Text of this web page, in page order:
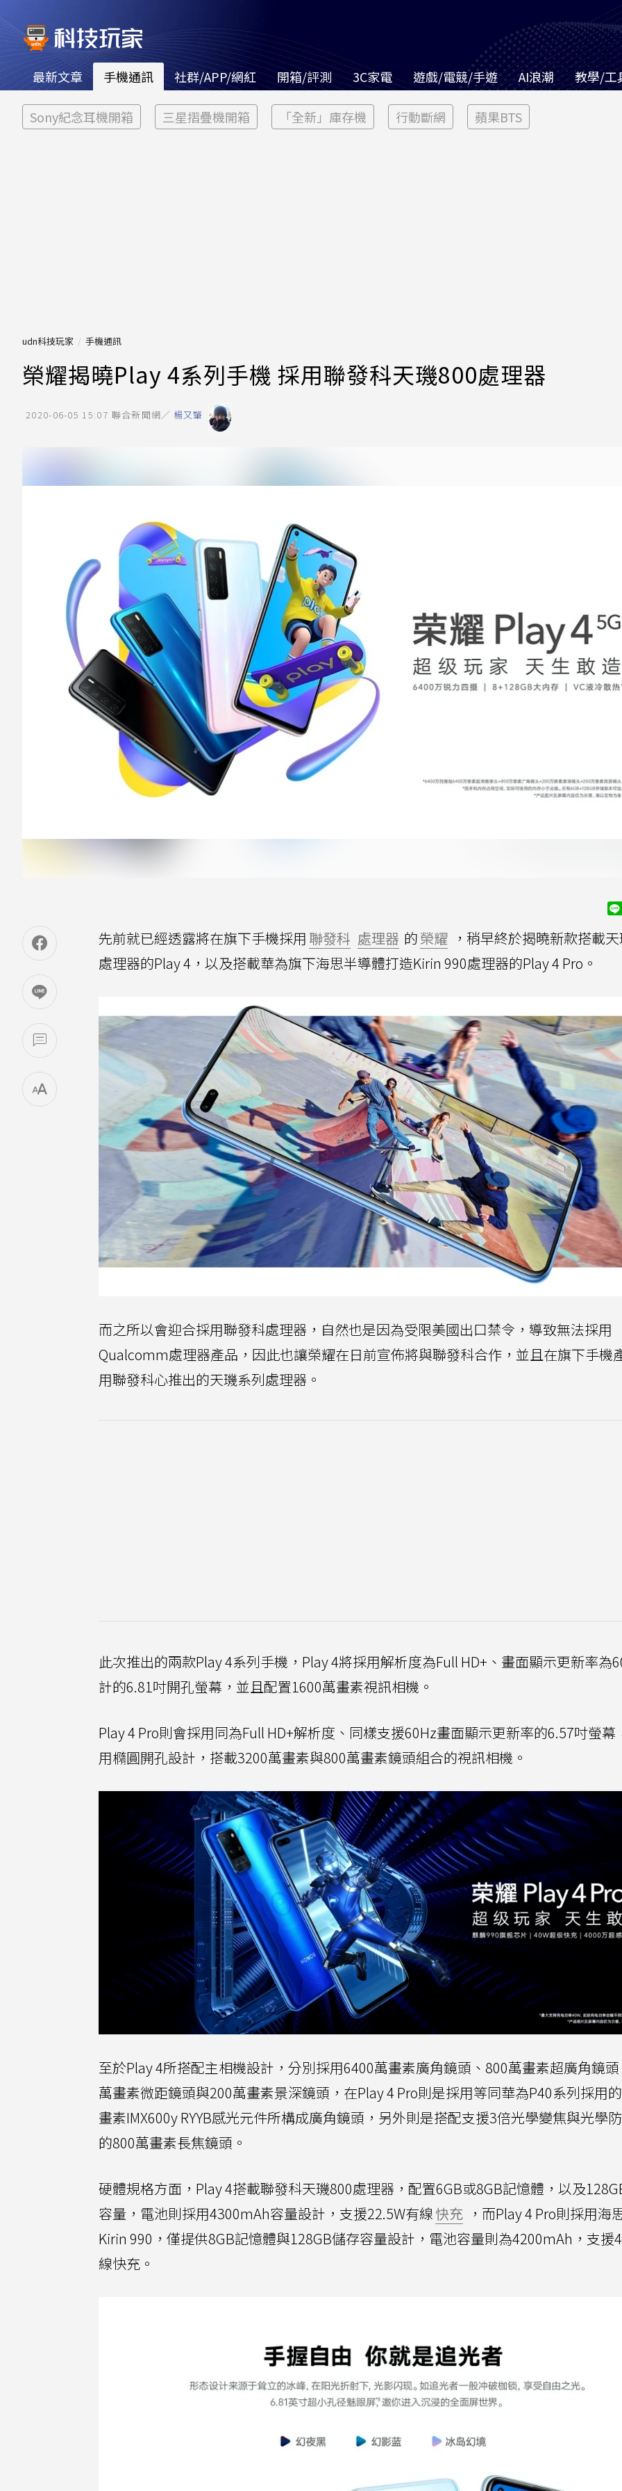
最新文章 手機通訊 社群/APP/網紅 開箱/評測 3C家電 遊戲/電競/手遊 AI浪潮 教學/工
Sony紀念耳機開箱 三星摺疊機開箱 「全新」庫存機 行動斷網 蘋果BTS
udn科技玩家 手機通訊
榮耀揭曉Play 4系列手機 採用聯發科天璣800處理器
2020-06-05 15:07 聯合新聞網／ 楊又肇
先前就已經透露將在旗下手機採用 聯發科 處理器 的榮耀 ，稍早終於揭曉新款搭載
處理器的Play 4，以及搭載華為旗下海思半導體打造Kirin 990處理器的Play 4 Pro。
而之所以會迎合採用聯發科處理器，自然也是因為受限美國出口禁令，導致無法採用
Qualcomm處理器產品，因此也讓榮耀在日前宣佈將與聯發科合作，並且在旗下手機
用聯發科心推出的天璣系列處理器。
此次推出的兩款Play 4系列手機，Play 4將採用解析度為Full HD+、畫面顯示更新率為
計的6.81吋開孔螢幕，並且配置1600萬畫素視訊相機。
Play 4 Pro則會採用同為Full HD+解析度、同樣支援60Hz畫面顯示更新率的6.57吋螢幕
用橢圓開孔設計，搭載3200萬畫素與800萬畫素鏡頭組合的視訊相機。
至於Play 4所搭配主相機設計，分別採用6400萬畫素廣角鏡頭、800萬畫素超廣角鏡
萬畫素微距鏡頭與200萬畫素景深鏡頭，在Play 4 Pro則是採用等同華為P40系列採用
畫素IMX600y RYYB感光元件所構成廣角鏡頭，另外則是搭配支援3倍光學變焦與光學
的800萬畫素長焦鏡頭。
硬體規格方面，Play 4搭載聯發科天璣800處理器，配置6GB或8GB記憶體，以及
容量，電池則採用4300mAh容量設計，支援22.5W有線快充 ，而Play 4 Pro則採用海
Kirin 990，僅提供8GB記憶體與128GB儲存容量設計，電池容量則為4200mAh，支援
線快充。